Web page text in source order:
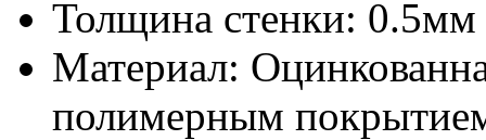
Толщина стенки: 0.5мм
Материал:
полимерным